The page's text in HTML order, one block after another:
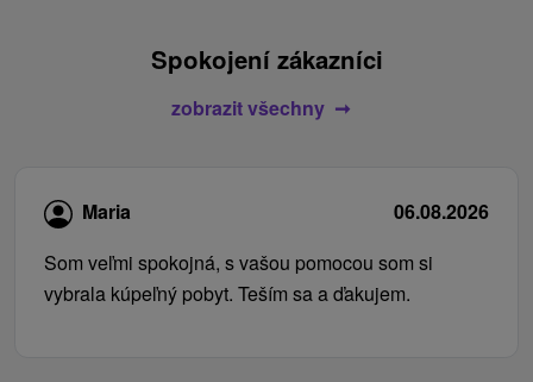
Spokojení zákazníci
zobrazit všechny
Maria
06.08.2026
Som veľmi spokojná, s vašou pomocou som si
vybrala kúpeľný pobyt. Teším sa a ďakujem.